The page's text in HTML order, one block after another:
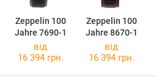
Zeppelin 100
Jahre 7690-1
Zeppelin 100
Jahre 8670-1
від
16 394 грн.
від
16 394 грн.